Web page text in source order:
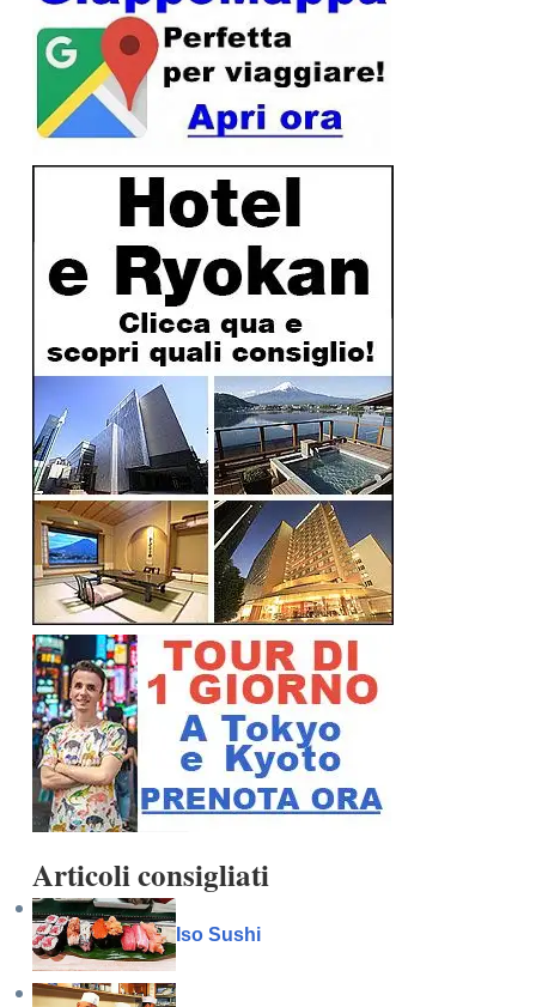
Articoli consigliati
Iso Sushi